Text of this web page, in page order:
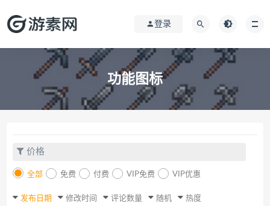
登录
功能图标
价格
全部 免费 付费 VIP免费 VIP优惠
发布日期 修改时间 评论数量 随机 热度